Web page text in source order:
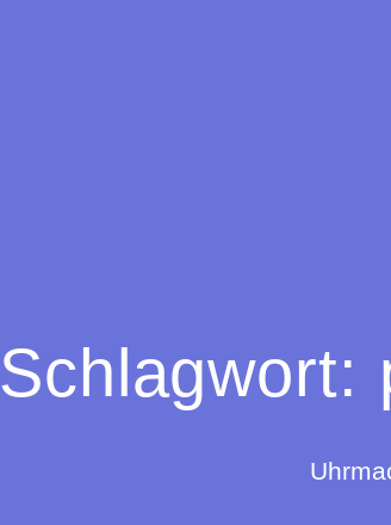
Schlagwort: